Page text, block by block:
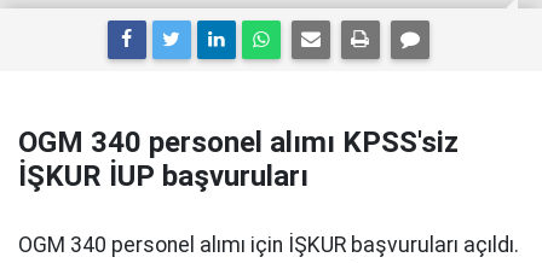
OGM 340 personel alımı KPSS'siz
İŞKUR İUP başvuruları
OGM 340 personel alımı için İŞKUR başvuruları açıldı.